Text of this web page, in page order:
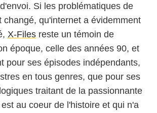
Si les problématiques de
changé, qu'internet a évidemment
X-Files reste un témoin de
époque, celle des années 90, et
pour ses épisodes indépendants,
en tous genres, que pour ses
traitant de la passionnante
au coeur de l'histoire et qui n'a